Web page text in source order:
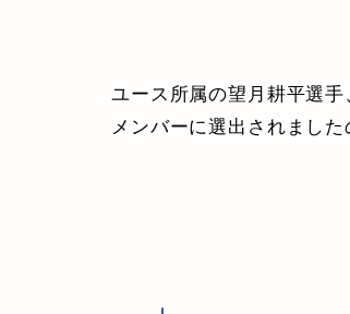
ユース所属の望月耕平選
メンバーに選出されました